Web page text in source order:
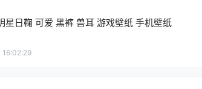
星日鞠 可爱 黑裤 兽耳 游戏壁纸 手机壁纸